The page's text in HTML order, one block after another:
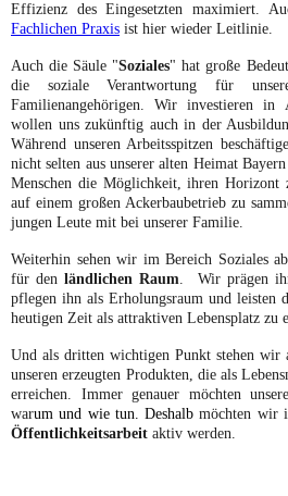
Effizienz des Eingesetzten maximiert.
Fachlichen Praxis ist hier wieder Leitlinie.
Auch die Säule "Soziales" hat große
die soziale Verantwortung für
Familienangehörigen. Wir investieren
wollen uns zukünftig auch in der
Während unseren Arbeitsspitzen
nicht selten aus unserer alten Heimat
Menschen die Möglichkeit, ihren Horizont
auf einem großen Ackerbaubetrieb zu
jungen Leute mit bei unserer Familie.
Weiterhin sehen wir im Bereich Soziales
für denländlichen Raum.
Wir prägen
pflegen ihn als Erholungsraum und leisten
heutigen Zeit als attraktiven Lebensplatz zu
Und als dritten wichtigen Punkt stehen wir
unseren erzeugten Produkten, die als
erreichen. Immer genauer möchten
warum und wie tun. Deshalbmöchten wir
Öffentlichkeitsarbeit aktiv werden.